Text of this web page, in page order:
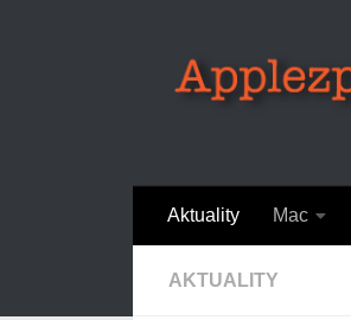
Aktuality Mac
AKTUALITY